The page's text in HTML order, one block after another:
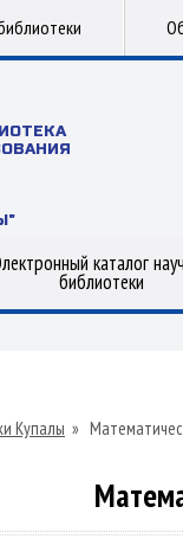
каталог
библиотеки
Купалы »